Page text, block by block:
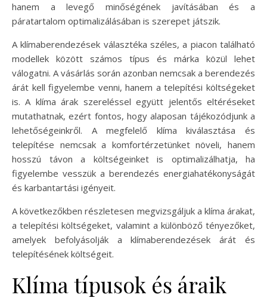
hanem a levegő minőségének javításában és a
páratartalom optimalizálásában is szerepet játszik.
A klímaberendezések választéka széles, a piacon található
modellek között számos típus és márka közül lehet
válogatni. A vásárlás során azonban nemcsak a berendezés
árát kell figyelembe venni, hanem a telepítési költségeket
is. A klíma árak szereléssel együtt jelentős eltéréseket
mutathatnak, ezért fontos, hogy alaposan tájékozódjunk a
lehetőségeinkről. A megfelelő klíma kiválasztása és
telepítése nemcsak a komfortérzetünket növeli, hanem
hosszú távon a költségeinket is optimalizálhatja, ha
figyelembe vesszük a berendezés energiahatékonyságát
és karbantartási igényeit.
A következőkben részletesen megvizsgáljuk a klíma árakat,
a telepítési költségeket, valamint a különböző tényezőket,
amelyek befolyásolják a klímaberendezések árát és
telepítésének költségeit.
Klíma típusok és áraik